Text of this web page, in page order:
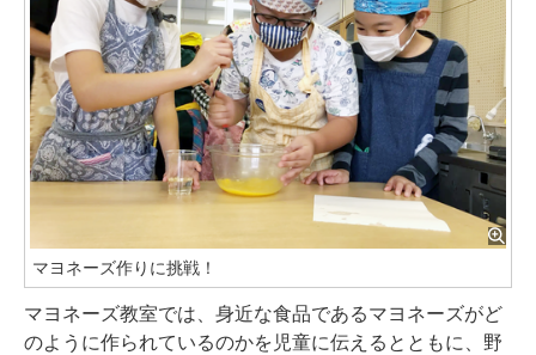
マヨネーズ作りに挑戦！
マヨネーズ教室では、身近な食品であるマヨネーズがど
のように作られているのかを児童に伝えるとともに、野